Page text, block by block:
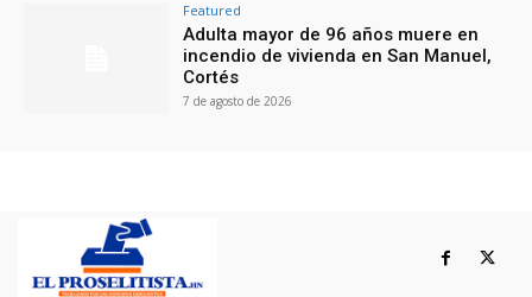
Featured
Adulta mayor de 96 años muere en
incendio de vivienda en San Manuel,
Cortés
7 de agosto de 2026